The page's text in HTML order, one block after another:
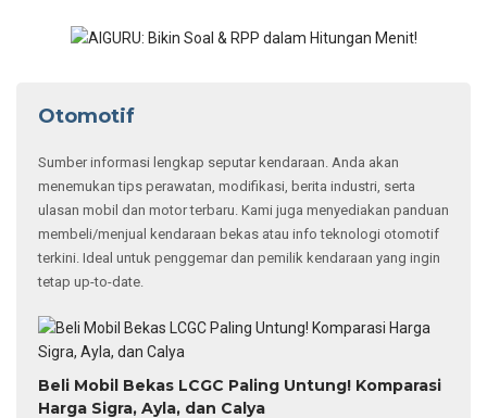
Otomotif
Sumber informasi lengkap seputar kendaraan. Anda akan
menemukan tips perawatan, modifikasi, berita industri, serta
ulasan mobil dan motor terbaru. Kami juga menyediakan panduan
membeli/menjual kendaraan bekas atau info teknologi otomotif
terkini. Ideal untuk penggemar dan pemilik kendaraan yang ingin
tetap up-to-date.
Beli Mobil Bekas LCGC Paling Untung! Komparasi
Harga Sigra, Ayla, dan Calya